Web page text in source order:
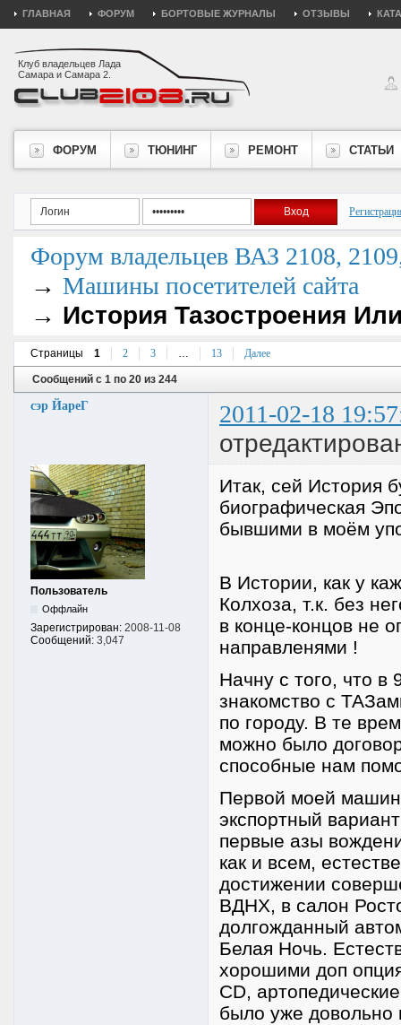
ГЛАВНАЯ ФОРУМ БОРТОВЫЕ ЖУРНАЛЫ ОТЗЫВЫ
Клуб владельцев Лада
Самара и Самара 2.
ФОРУМ ТЮНИНГ РЕМОНТ СТАТЬИ
Форум владельцев ВАЗ 2108,
→ Машины посетителей сайта
→ История Тазостроения
Страницы 1 2 3 … 13 Далее
Сообщений с 1 по 20 из 244
сэр ЙареГ 2011-02-18
Пользователь
Оффлайн
Зарегистрирован: 2008-11-08
Сообщений: 3,047
Итак, сей История
биографическая
бывшими в моём
В Истории, как у
Колхоза, т.к. без
в конце-концов не
направленями !
Начну с того, что
знакомство с
по городу. В те
можно было
способные нам
Первой моей
экспортный
первые азы
как и всем,
достижении
ВДНХ, в салон
долгожданный
Белая Ночь.
хорошими доп
CD,
было уже довольно